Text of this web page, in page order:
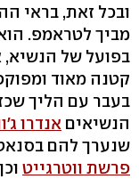
ובכל זאת, בראי
מביך לטראמפ.
בפועל של
קטנה מאוד
בעבר עם הליך
הנשיאים אנדרו
שנערך להם
פרשת ווטרגייט